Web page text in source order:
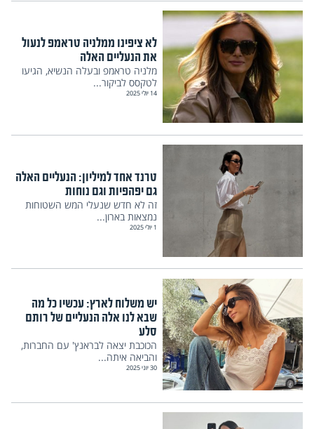
לא ציפינו ממלניה טראמפ לנעול
את הנעליים האלה
מלניה טראמפ ובעלה הנשיא, הגיעו
לטקסס לביקור...
14 יולי 2025
טרנד אחד למיליון: הנעליים האלה
גם יפהפיות וגם נוחות
זה לא חדש שנעלי המש השטוחות
נמצאות בארון...
1 יולי 2025
יש משלוח לארץ: עכשיו כל מה
שבא לנו אלה הנעליים של רותם
סלע
הכוכבת יצאה לבראנץ' עם החברות,
והביאה איתה...
30 יוני 2025